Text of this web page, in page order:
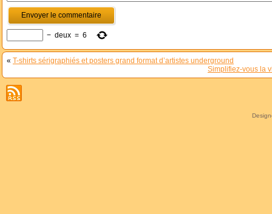
− deux = 6
« T-shirts sérigraphiés et posters grand format d’artistes underground
Simplifiez-vous la